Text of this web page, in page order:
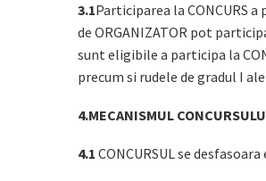
3.1Participarea la CONCURS
de ORGANIZATOR pot
sunt eligibile a participa la
precum si rudele de gradul I
4.MECANISMUL
4.1 CONCURSUL se